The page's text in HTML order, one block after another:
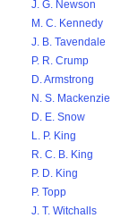
J. G. Newson
M. C. Kennedy
J. B. Tavendale
P. R. Crump
D. Armstrong
N. S. Mackenzie
D. E. Snow
L. P. King
R. C. B. King
P. D. King
P. Topp
J. T. Witchalls